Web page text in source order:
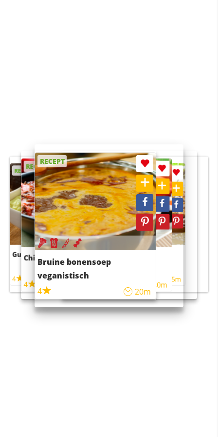
RECEPT
Guacamole
4
RECEPT
Chili con carne
4
RECEPT
Bruine bonensoep
veganistisch
4
20m
RECEPT
Sushi rijstsalade
maaltijdsalade
40m
RECEPT
4 55m